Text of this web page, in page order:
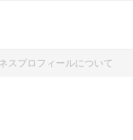
スプロフィールについて